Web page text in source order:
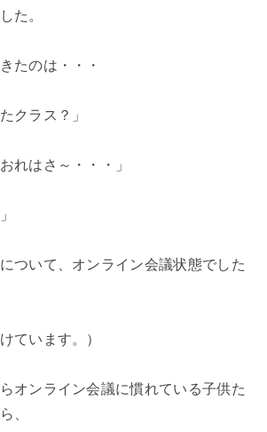
た。
たのは・・・
クラス？」
れはさ～・・・」
ついて、オンライン会議状態でした
ています。）
オンライン会議に慣れている子供た
、